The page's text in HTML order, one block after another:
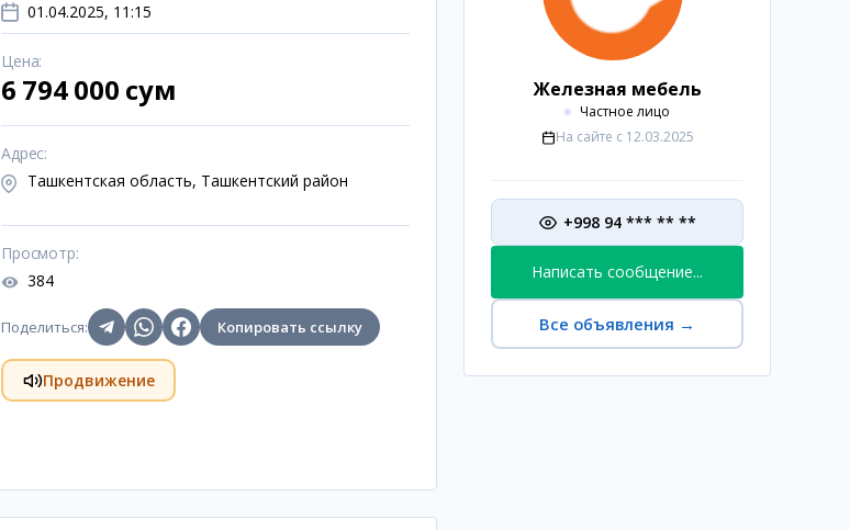
01.04.2025, 11:15
Цена:
6 794 000 сум
Адрес:
Ташкентская область, Ташкентский район
Просмотр:
384
Поделиться: Копировать ссылку
Продвижение
Железная мебель
Частное лицо
На сайте с 12.03.2025
+998 94 *** ** **
Написать сообщение...
Все объявления →